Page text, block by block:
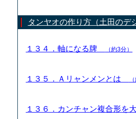
タンヤオの作り方（土田のデ
１３４．軸になる牌 （約3分）
１３５．Ａリャンメンとは
１３６．カンチャン複合形を